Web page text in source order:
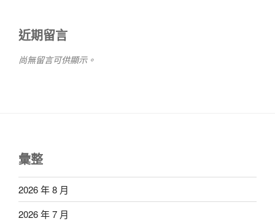
近期留言
尚無留言可供顯示。
彙整
2026 年 8 月
2026 年 7 月